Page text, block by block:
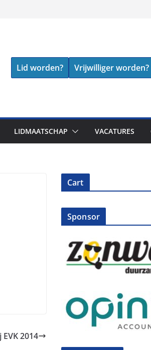
Lid worden? Vrijwilliger worden?
LIDMAATSCHAP VACATURES
2014
Cart
Sponsor